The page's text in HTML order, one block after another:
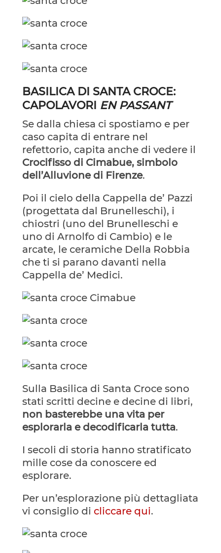
BASILICA DI SANTA CROCE:
CAPOLAVORI EN PASSANT
Se dalla chiesa ci spostiamo e per
caso capita di entrare nel
refettorio, capita anche di vedere il
Crocifisso di Cimabue, simbolo
dell’Alluvione di Firenze.
Poi il cielo della Cappella de’ Pazzi
(progettata dal Brunelleschi), i
chiostri (uno del Brunelleschi e
uno di Arnolfo di Cambio) e le
arcate, le ceramiche Della Robbia
che ti si parano davanti nella
Cappella de’ Medici.
Sulla Basilica di Santa Croce sono
stati scritti decine e decine di libri,
non basterebbe una vita per
esplorarla e decodificarla tutta.
I secoli di storia hanno stratificato
mille cose da conoscere ed
esplorare.
Per un’esplorazione più dettagliata
vi consiglio di cliccare qui.